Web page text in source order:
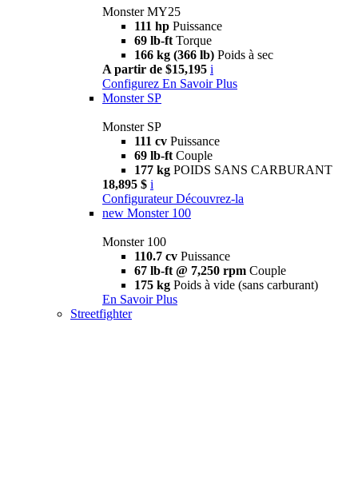
Monster MY25
111 hp Puissance
69 lb-ft Torque
166 kg (366 lb) Poids à sec
A partir de $15,195 i
Configurez En Savoir Plus
Monster SP
Monster SP
111 cv Puissance
69 lb-ft Couple
177 kg POIDS SANS CARBURANT
18,895 $ i
Configurateur Découvrez-la
new Monster 100
Monster 100
110.7 cv Puissance
67 lb-ft @ 7,250 rpm Couple
175 kg Poids à vide (sans carburant)
En Savoir Plus
Streetfighter